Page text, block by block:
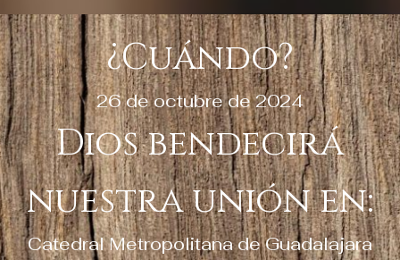
¿Cuándo?
26 de octubre de 2024
Dios bendecirá
nuestra unión en:
Catedral Metropolitana de Guadalajara